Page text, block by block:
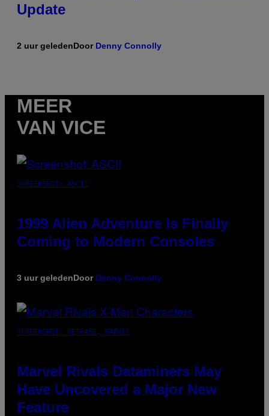
Update
2 uur geledenDoor Denny Connolly
MEER
VAN VICE
SCREENSHOT: ASCII
1999 Alien Adventure Is Finally
Coming to Modern Consoles
3 uur geledenDoor Denny Connolly
SCREENSHOT: NETEASE, MARVEL
Marvel Rivals Dataminers May
Have Uncovered a Major New
Feature